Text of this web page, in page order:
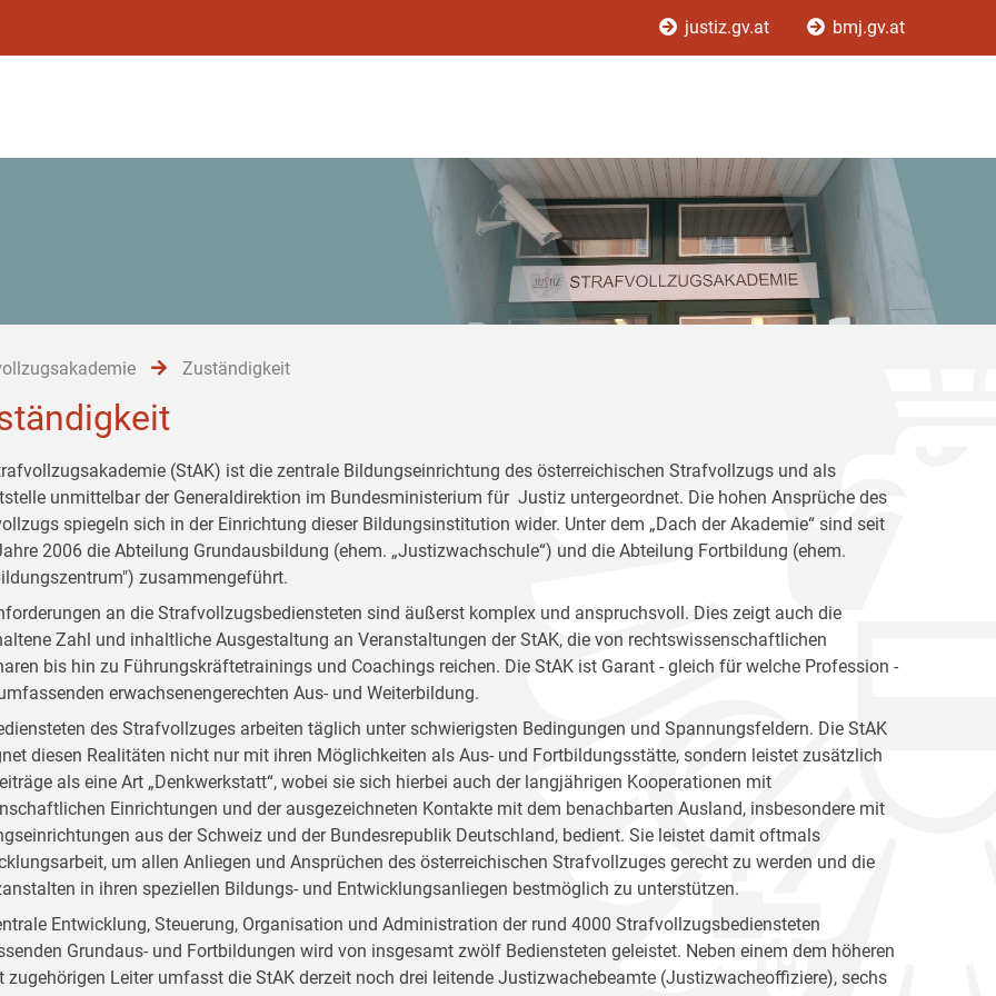
justiz.gv.at bmj.gv.at
Zuständigkeit
(StAK) ist die zentrale Bildungseinrichtung des österreichischen Strafvollzugs und als
unmittelbar der Generaldirektion im Bundesministerium für Justiz untergeordnet. Die hohen Ansprüche des
spiegeln sich in der Einrichtung dieser Bildungsinstitution wider. Unter dem „Dach der Akademie“ sind seit
2006 die Abteilung Grundausbildung (ehem. „Justizwachschule“) und die Abteilung Fortbildung (ehem.
zusammengeführt.
an die Strafvollzugsbediensteten sind äußerst komplex und anspruchsvoll. Dies zeigt auch die
Zahl und inhaltliche Ausgestaltung an Veranstaltungen der StAK, die von rechtswissenschaftlichen
bis hin zu Führungskräftetrainings und Coachings reichen. Die StAK ist Garant - gleich für welche Profession -
erwachsenengerechten Aus- und Weiterbildung.
des Strafvollzuges arbeiten täglich unter schwierigsten Bedingungen und Spannungsfeldern. Die StAK
diesen Realitäten nicht nur mit ihren Möglichkeiten als Aus- und Fortbildungsstätte, sondern leistet zusätzlich
als eine Art „Denkwerkstatt“, wobei sie sich hierbei auch der langjährigen Kooperationen mit
Einrichtungen und der ausgezeichneten Kontakte mit dem benachbarten Ausland, insbesondere mit
aus der Schweiz und der Bundesrepublik Deutschland, bedient. Sie leistet damit oftmals
um allen Anliegen und Ansprüchen des österreichischen Strafvollzuges gerecht zu werden und die
in ihren speziellen Bildungs- und Entwicklungsanliegen bestmöglich zu unterstützen.
Entwicklung, Steuerung, Organisation und Administration der rund 4000 Strafvollzugsbediensteten
Grundaus- und Fortbildungen wird von insgesamt zwölf Bediensteten geleistet. Neben einem dem höheren
zugehörigen Leiter umfasst die StAK derzeit noch drei leitende Justizwachebeamte (Justizwacheoffiziere), sechs